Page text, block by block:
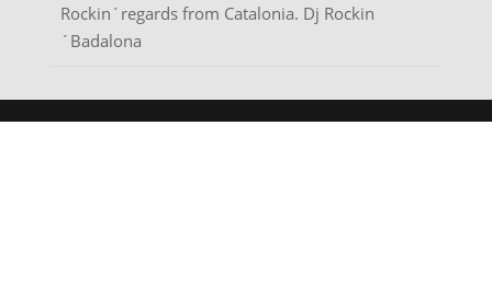
Rockin´regards from Catalonia. Dj Rockin
´Badalona